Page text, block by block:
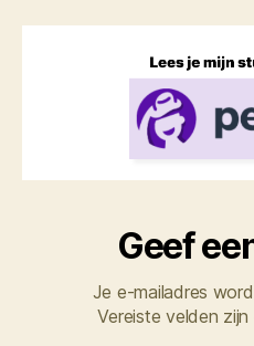
Geef
Je e-mailadres
Vereiste velden